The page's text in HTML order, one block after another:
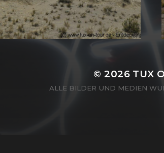
© 2026 TUX
ALLE BILDER UND MEDIEN